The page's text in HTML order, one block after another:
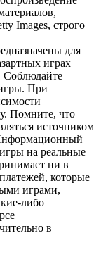
Images, строго
для
играх
Соблюдайте
При
Помните, что
источником
на реальные
ни в
которые
играми,
либо
в